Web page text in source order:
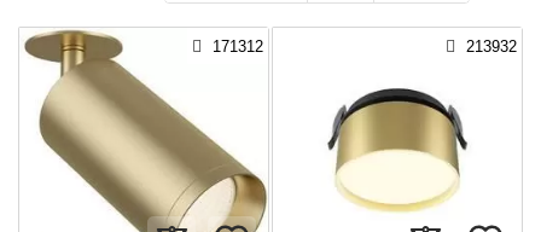
171312 213932